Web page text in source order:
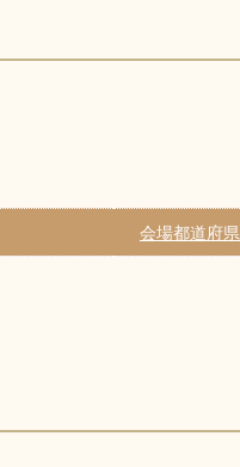
会場都道府県